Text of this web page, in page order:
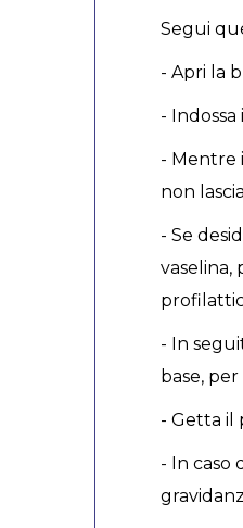
Segui
- Apri la
-
- Mentre
non
- Se
vaselina,
- In
base,
- Getta il
- In caso